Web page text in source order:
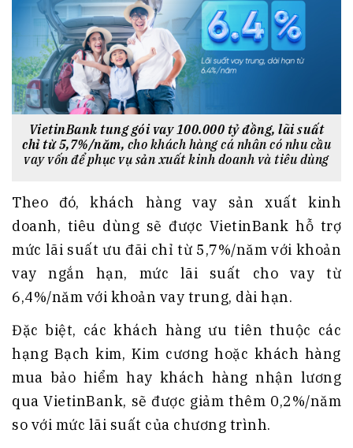
VietinBank tung gói vay 100.000 tỷ đồng, lãi suất
chỉ từ 5,7%/năm, cho khách hàng cá nhân có nhu cầu
vay vốn để phục vụ sản xuất kinh doanh và tiêu dùng
Theo đó, khách hàng vay sản xuất kinh
doanh, tiêu dùng sẽ được VietinBank hỗ trợ
mức lãi suất ưu đãi chỉ từ 5,7%/năm với khoản
vay ngắn hạn, mức lãi suất cho vay từ
6,4%/năm với khoản vay trung, dài hạn.
Đặc biệt, các khách hàng ưu tiên thuộc các
hạng Bạch kim, Kim cương hoặc khách hàng
mua bảo hiểm hay khách hàng nhận lương
qua VietinBank, sẽ được giảm thêm 0,2%/năm
so với mức lãi suất của chương trình.